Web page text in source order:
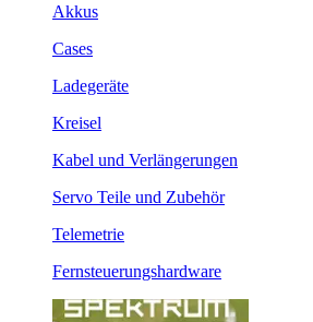
Akkus
Cases
Ladegeräte
Kreisel
Kabel und Verlängerungen
Servo Teile und Zubehör
Telemetrie
Fernsteuerungshardware